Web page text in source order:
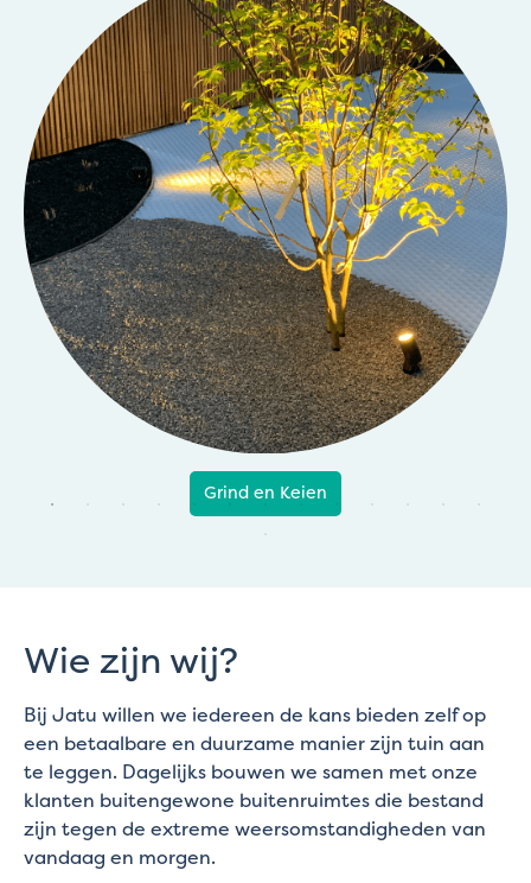
Grind en Keien
Wie zijn wij?
Bij Jatu willen we iedereen de kans bieden zelf op
een betaalbare en duurzame manier zijn tuin aan
te leggen. Dagelijks bouwen we samen met onze
klanten buitengewone buitenruimtes die bestand
zijn tegen de extreme weersomstandigheden van
vandaag en morgen.